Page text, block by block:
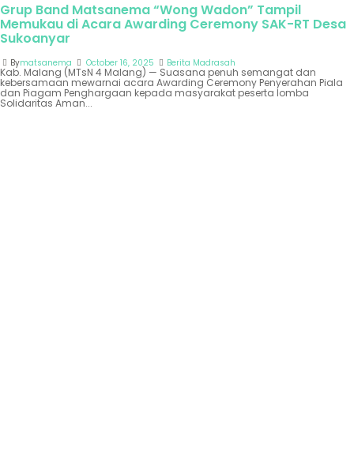
Grup Band Matsanema “Wong Wadon” Tampil
Memukau di Acara Awarding Ceremony SAK-RT Desa
Sukoanyar
Bymatsanema October 16, 2025 Berita Madrasah
Kab. Malang (MTsN 4 Malang) — Suasana penuh semangat dan
kebersamaan mewarnai acara Awarding Ceremony Penyerahan Piala
dan Piagam Penghargaan kepada masyarakat peserta lomba
Solidaritas Aman...